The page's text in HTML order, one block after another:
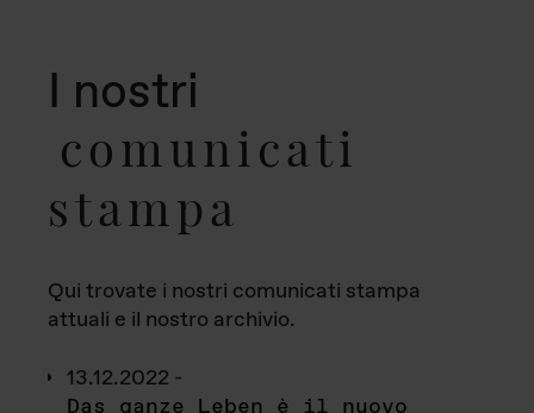
I nostri
comunicati
stampa
Qui trovate i nostri comunicati stampa
attuali e il nostro archivio.
13.12.2022 -
Das ganze Leben è il nuovo